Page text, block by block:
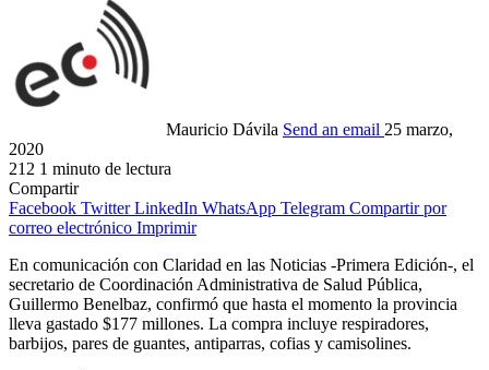
Mauricio Dávila Send an email 25 marzo,
2020
212 1 minuto de lectura
Compartir
Facebook Twitter LinkedIn WhatsApp Telegram Compartir por
correo electrónico Imprimir
En comunicación con Claridad en las Noticias -Primera Edición-, el
secretario de Coordinación Administrativa de Salud Pública,
Guillermo Benelbaz, confirmó que hasta el momento la provincia
lleva gastado $177 millones. La compra incluye respiradores,
barbijos, pares de guantes, antiparras, cofias y camisolines.